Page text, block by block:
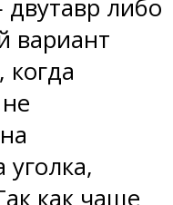
либо
вариант
как чаще